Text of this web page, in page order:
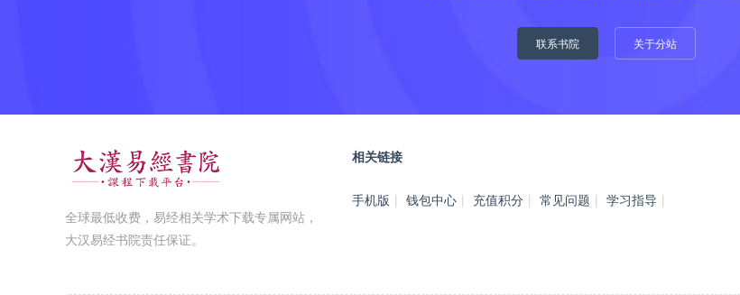
联系书院 关于分站
全球最低收费，易经相关学术下载专属网站，
大汉易经书院责任保证。
相关链接
手机版 | 钱包中心 | 充值积分 | 常见问题 | 学习指导 |